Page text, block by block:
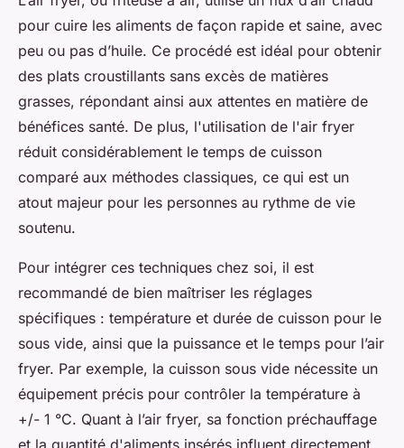
pour cuire les aliments de façon rapide et saine, avec
peu ou pas d’huile. Ce procédé est idéal pour obtenir
des plats croustillants sans excès de matières
grasses, répondant ainsi aux attentes en matière de
bénéfices santé. De plus, l'utilisation de l'air fryer
réduit considérablement le temps de cuisson
comparé aux méthodes classiques, ce qui est un
atout majeur pour les personnes au rythme de vie
soutenu.
Pour intégrer ces techniques chez soi, il est
recommandé de bien maîtriser les réglages
spécifiques : température et durée de cuisson pour le
sous vide, ainsi que la puissance et le temps pour l’air
fryer. Par exemple, la cuisson sous vide nécessite un
équipement précis pour contrôler la température à
+/- 1 °C. Quant à l’air fryer, sa fonction préchauffage